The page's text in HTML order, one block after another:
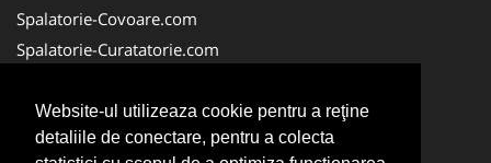
Website-ul utilizeaza cookie pentru a reţine
detaliile de conectare, pentru a colecta
Spalatorie-Covoare.com
Spalatorie-Curatatorie.com
FirmaDeratizare.ro
Service-Reparatii.com